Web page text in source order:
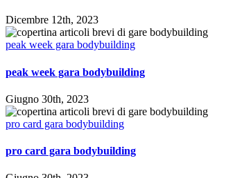
Dicembre 12th, 2023
peak week gara bodybuilding
peak week gara bodybuilding
Giugno 30th, 2023
pro card gara bodybuilding
pro card gara bodybuilding